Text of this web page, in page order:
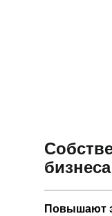
бизнеса
Повышают